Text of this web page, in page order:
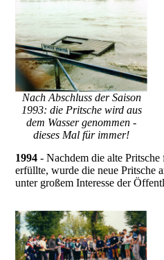
Nach Abschluss der Saison
1993: die Pritsche wird aus
dem Wasser genommen -
dieses Mal für immer!
1994 - Nachdem die alte
erfüllte, wurde die neue Pritsche
unter großem Interesse der